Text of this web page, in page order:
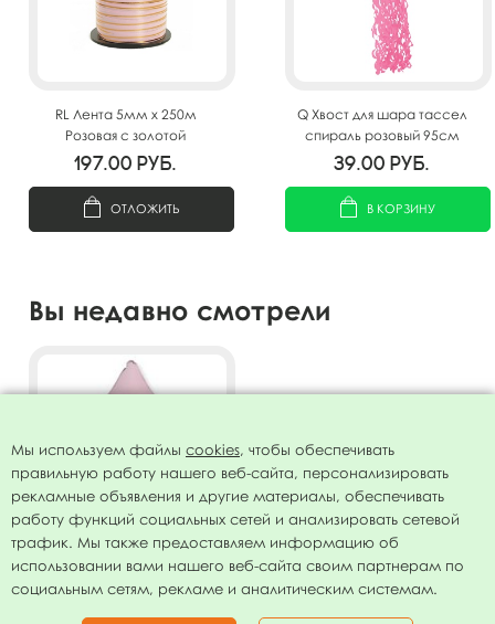
RL Лента 5мм x 250м
Розовая с золотой
полосой(Москва) А0547
197.00 руб.
ОТЛОЖИТЬ
Q Хвост для шара тассел
спираль розовый 95см
39.00 руб.
В КОРЗИНУ
Вы недавно смотрели
FM Звезда градиент PINK
18"/45 см
Мы используем файлы cookies, чтобы обеспечивать
правильную работу нашего веб-сайта, персонализировать
рекламные объявления и другие материалы, обеспечивать
работу функций социальных сетей и анализировать сетевой
трафик. Мы также предоставляем информацию об
использовании вами нашего веб-сайта своим партнерам по
социальным сетям, рекламе и аналитическим системам.